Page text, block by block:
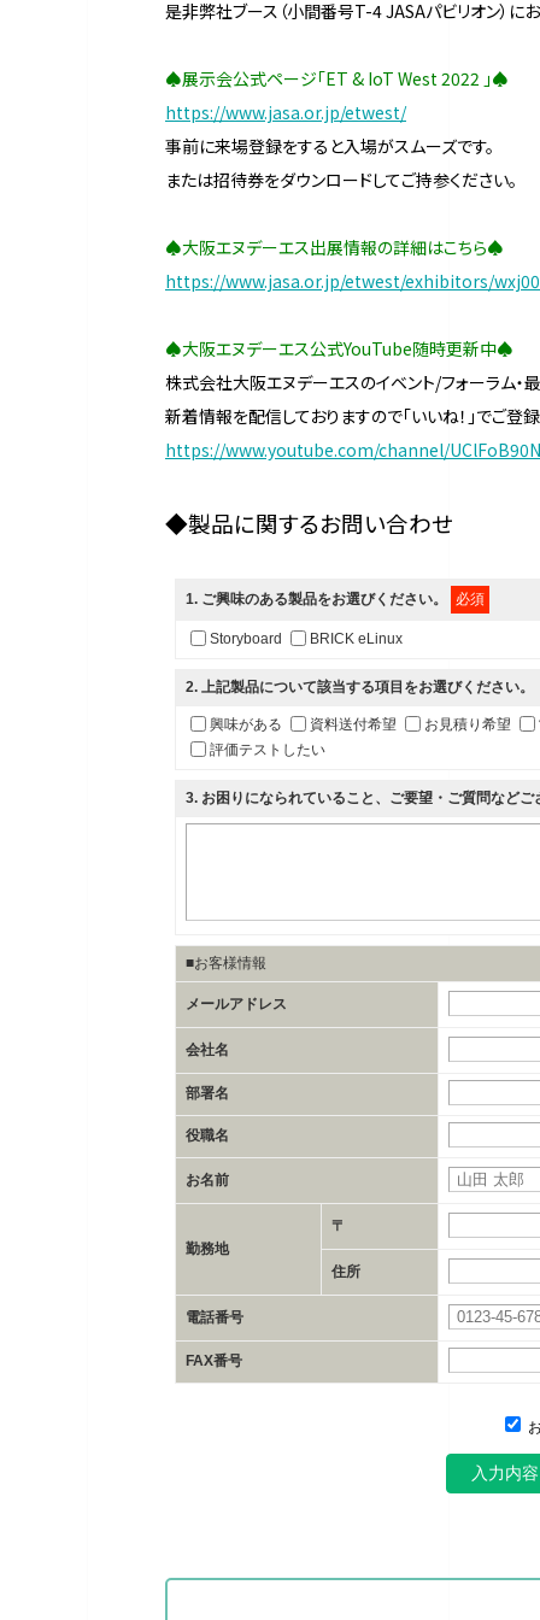
是非弊社ブース（小間番号T-4 JASAパビリオン）に
♠展示会公式ページ「ET & IoT West 2022 」♠
https://www.jasa.or.jp/etwest/
事前に来場登録を
または招待券をダウンロードしてご持参ください。
♠大阪エヌデーエス出展情報の詳細はこちら♠
https://www.jasa.or.jp/etwest/exhibitors/
♠大阪エヌデーエス公式YouTube随時更新中♠
株式会社大阪エヌデーエスのイベント/フォーラム・
新着情報を配信しておりますので「いいね！」でご登
https://www.youtube.com/channel/
◆製品に関するお問い合わせ
1. ご興味のある製品をお選びください。 必須
Storyboard BRICK eLinux
2. 上記製品について該当する項目をお選びください。
興味がある 資料送付希望 お見積り希望
評価テストしたい
3. お困りになられていること、ご要望・ご質問など
■お客様情報
メールアドレス
会社名
部署名
役職名
お名前
勤務地
〒
住所
電話番号
FAX番号
入力内